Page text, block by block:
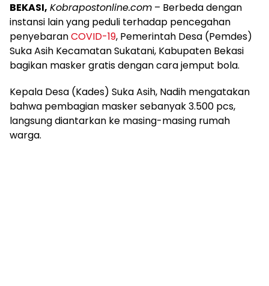
BEKASI, Kobrapostonline.com – Berbeda dengan
instansi lain yang peduli terhadap pencegahan
penyebaranCOVID-19, Pemerintah Desa (Pemdes)
Suka Asih Kecamatan Sukatani, Kabupaten Bekasi
bagikan masker gratis dengan cara jemput bola.
Kepala Desa (Kades) Suka Asih, Nadih mengatakan
bahwa pembagian masker sebanyak 3.500 pcs,
langsung diantarkan ke masing-masing rumah
warga.